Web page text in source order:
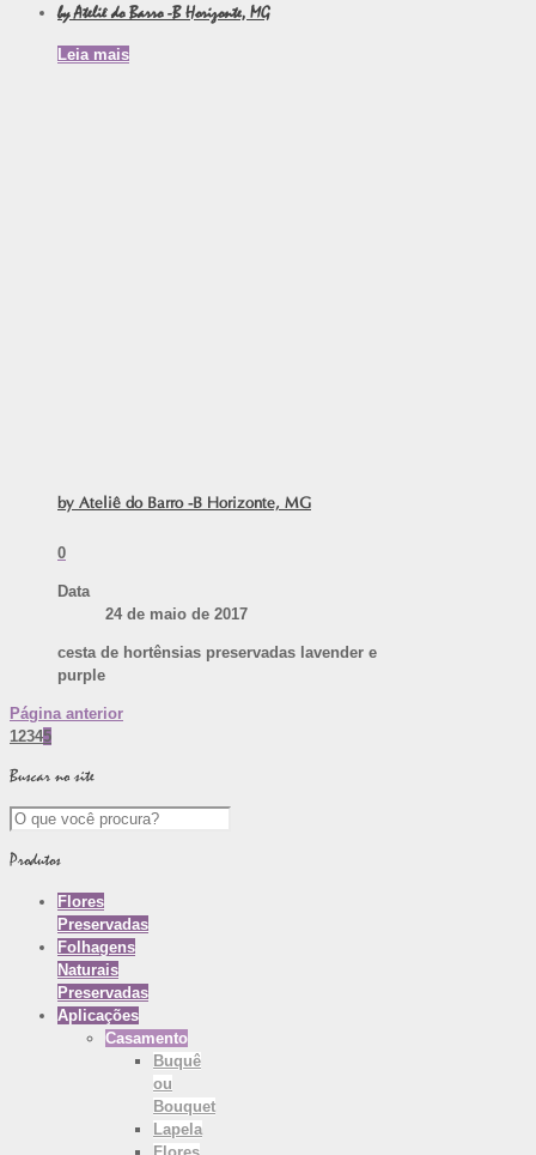
by Ateliê do Barro -B Horizonte, MG
Leia mais
by Ateliê do Barro -B Horizonte, MG
0
Data
24 de maio de 2017
cesta de hortênsias preservadas lavender e
purple
Página anterior
12345
Buscar no site
Produtos
Flores
Preservadas
Folhagens
Naturais
Preservadas
Aplicações
Casamento
Buquê
ou
Bouquet
Lapela